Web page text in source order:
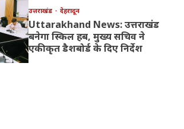
उत्तराखंड देहरादून
Uttarakhand News: उत्तराखंड
बनेगा स्किल हब, मुख्य सचिव ने
एकीकृत डैशबोर्ड के दिए निर्देश